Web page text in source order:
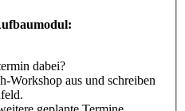
dabei?
Workshop aus und schreiben